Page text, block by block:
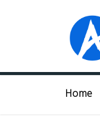
Home